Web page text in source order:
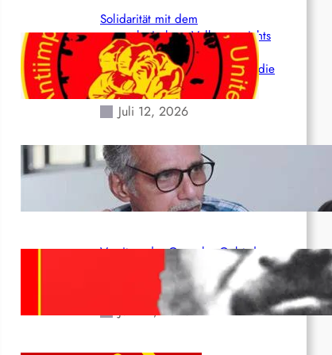
Solidarität mit dem
venezolanischem Volk angesichts
der verlorenen Leben und der
katastrophalen Situation durch die
Erdbeben des 24. Juni!
Juli 12, 2026
Indien: „Die Politik der
Kapitulation“ von K. Murali (Ajith)
Juli 1, 2026
Vorsitzender Gonzalo: Gebt das
Leben für die Partei und die
Juni 19, 2026